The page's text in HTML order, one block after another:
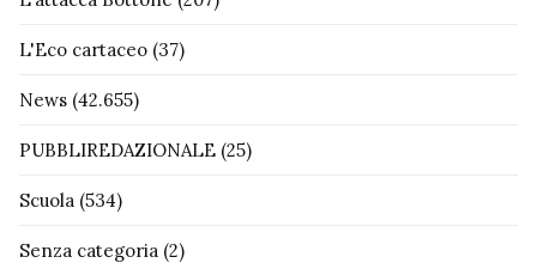
L'Eco cartaceo (37)
News (42.655)
PUBBLIREDAZIONALE (25)
Scuola (534)
Senza categoria (2)